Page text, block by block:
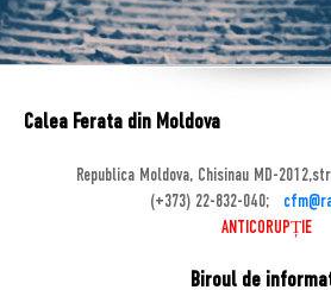
Calea Ferata din Moldova
Republica Moldova, Chisinau MD-
(+373) 22-832-040;
ANTICORUPȚIE
Biroul de